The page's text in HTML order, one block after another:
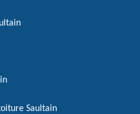
Saultain